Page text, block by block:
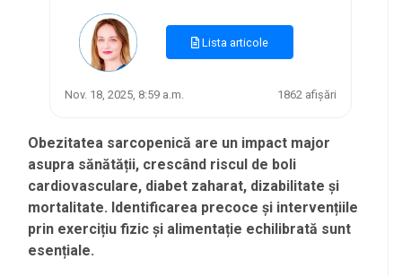
Lista articole
Nov. 18, 2025, 8:59 a.m. 1862 afișări
Obezitatea sarcopenică are un impact major
asupra sănătății, crescând riscul de boli
cardiovasculare, diabet zaharat, dizabilitate și
mortalitate. Identificarea precoce și intervențiile
prin exercițiu fizic și alimentație echilibrată sunt
esențiale.